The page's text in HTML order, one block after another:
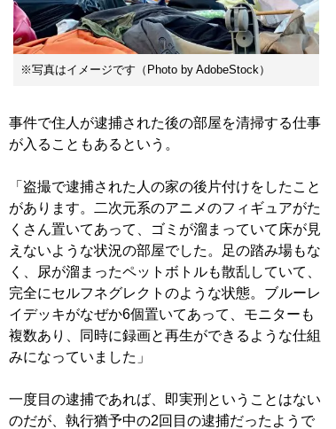
※写真はイメージです（Photo by AdobeStock）
事件で住人が逮捕された後の部屋を清掃する仕事
が入ることもあるという。
「盗撮で逮捕された人の家の後片付けをしたこと
があります。二次元系のアニメのフィギュアがた
くさん置いてあって、ゴミが溜まっていて床が見
えないような状況の部屋でした。足の踏み場もな
く、尿が溜まったペットボトルも散乱していて、
完全にセルフネグレクトのような状態。ブルーレ
イデッキがなぜか6個置いてあって、モニターも
複数あり、同時に録画と再生ができるような仕組
みになっていました」
一度目の逮捕であれば、即実刑ということはない
のだが、執行猶予中の2回目の逮捕だったようで